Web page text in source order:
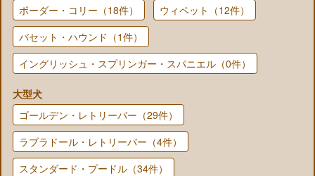
ボーダー・コリー（18件）
ウィペット（12件）
バセット・ハウンド（1件）
イングリッシュ・スプリンガー・スパニエル（0件）
大型犬
ゴールデン・レトリーバー（29件）
ラブラドール・レトリーバー（4件）
スタンダード・プードル（34件）